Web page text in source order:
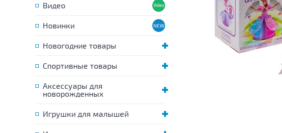
Видео
Новинки
Новогодние товары
Спортивные товары
Аксессуары для
новорожденных
Игрушки для малышей